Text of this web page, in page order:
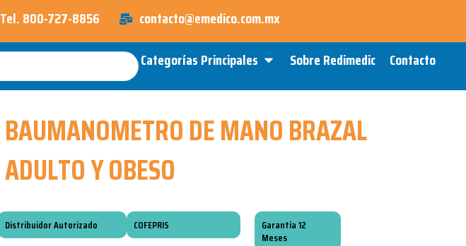
Tel. 800-727-8856 contacto@emedico.com.mx
Categorías Principales Open Categorías Principales
Sobre Redimedic Contacto
BAUMANOMETRO DE MANO BRAZAL
ADULTO Y OBESO
Distribuidor Autorizado COFEPRIS
Garantía 12
Meses